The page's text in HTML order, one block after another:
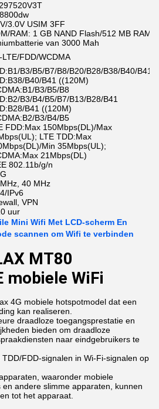
3.0V USIM 3FF
RAM: 1 GB NAND Flash/512 MB RAM
van 3000 Mah
LTE/FDD/WCDMA
B3/B5/B7/B8/B20/B28/B38/B40/B41
B40/B41 ((120M)
B3/B5/B8
B3/B4/B5/B7/B13/B28/B41
B41 ((120M)
B3/B4/B5
FDD:Max 150Mbps(DL)/Max
LTE TDD:Max
Min 35Mbps(UL);
21Mbps(DL)
802.11b/g/n
40 MHz
IPv6
VPN
uur
Mini Wifi Met LCD-scherm En
scannen om Wifi te verbinden
MT80
mobiele WiFi
4G mobiele hotspotmodel dat een
kan realiseren.
draadloze toegangsprestatie en
bieden om draadloze
naar eindgebruikers te
FDD-signalen in Wi-Fi-signalen op
waaronder mobiele
andere slimme apparaten, kunnen
tot het apparaat.